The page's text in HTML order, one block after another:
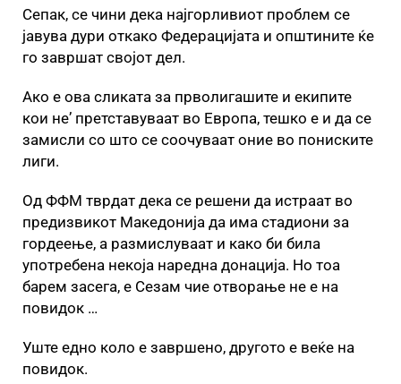
Сепак, се чини дека најгорливиот проблем се
јавува дури откако Федерацијата и општините ќе
го завршат својот дел.
Ако е ова сликата за прволигашите и екипите
кои не’ претставуваат во Европа, тешко е и да се
замисли со што се соочуваат оние во пониските
лиги.
Од ФФМ тврдат дека се решени да истраат во
предизвикот Македонија да има стадиони за
гордеење, а размислуваат и како би била
употребена некоја наредна донација. Но тоа
барем засега, е Сезам чие отворање не е на
повидок …
Уште едно коло е завршено, другото е веќе на
повидок.